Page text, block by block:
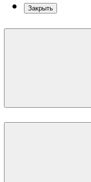
Закрыть